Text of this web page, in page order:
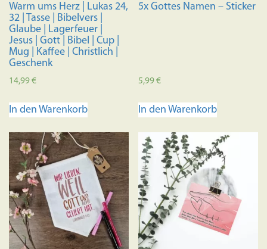
gewählt
werden
gewählt
Warm ums Herz | Lukas 24,
32 | Tasse | Bibelvers |
Glaube | Lagerfeuer |
Jesus | Gott | Bibel | Cup |
Mug | Kaffee | Christlich |
Geschenk
14,99€
In den Warenkorb
5x Gottes Namen – Sticker
5,99€
In den Warenkorb